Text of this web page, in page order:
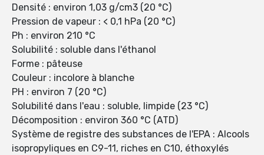
Densité : environ 1,03 g/cm3 (20 °C)
Pression de vapeur : < 0,1 hPa (20 °C)
Ph : environ 210 °C
Solubilité : soluble dans l'éthanol
Forme : pâteuse
Couleur : incolore à blanche
PH : environ 7 (20 °C)
Solubilité dans l'eau : soluble, limpide (23 °C)
Décomposition : environ 360 °C (ATD)
Système de registre des substances de l'EPA : Alcools
isopropyliques en C9-11, riches en C10, éthoxylés